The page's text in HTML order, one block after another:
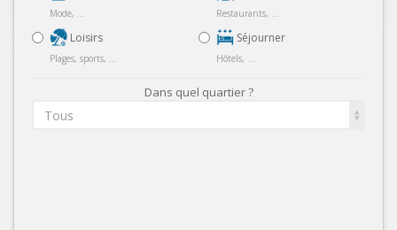
Mode, ...
Loisirs
Plages, sports, ...
Restaurants, ...
Séjourner
Hôtels, ...
Dans quel quartier ?
Tous